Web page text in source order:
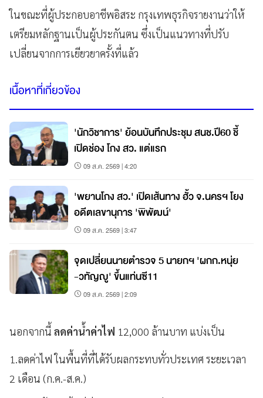
ในขณะที่ผู้ประกอบอาชีพอิสระ กรุงเทพธุรกิจรายงานว่าให้
เตรียมหลักฐานเป็นผู้ประกันตน ซึ่งเป็นแนวทางที่ปรับ
เปลี่ยนจากการเยียวยาครั้งที่แล้ว
เนื้อหาที่เกี่ยวข้อง
'นักวิชาการ' ย้อนบันทึกประชุม สนช.ปี60 ชี้
เปิดช่อง โกง สว. แต่แรก
09 ส.ค. 2569 | 4:20
'พยานโกง สว.' เปิดเส้นทาง ฮั้ว จ.นครฯ โยง
อดีตเลขานุการ 'พิพัฒน์'
09 ส.ค. 2569 | 3:47
จุดเปลี่ยนนายตำรวจ 5 นายกฯ 'ผกก.หนุ่ย
-วทัญญู' ขึ้นแท่นซี11
09 ส.ค. 2569 | 2:09
นอกจากนี้ ลดค่าน้ำค่าไฟ 12,000 ล้านบาท แบ่งเป็น
1.ลดค่าไฟ ในพื้นที่ที่ได้รับผลกระทบทั่วประเทศ ระยะเวลา
2 เดือน (ก.ค.-ส.ค.)